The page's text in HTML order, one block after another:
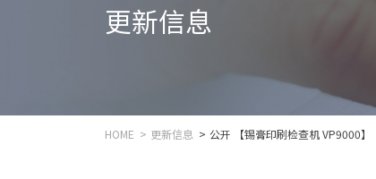
更新信息
HOME 更新信息 公开 【锡膏印刷检查机 VP9000】